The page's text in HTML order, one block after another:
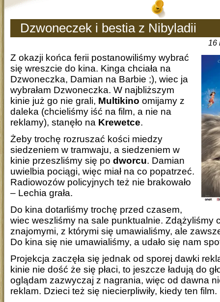
Dzwoneczek i bestia z Nibyladii
16
Z okazji końca ferii postanowiliśmy wybrać
się wreszcie do kina. Kinga chciała na
Dzwoneczka, Damian na Barbie ;), wiec ja
wybrałam Dzwoneczka. W najbliższym
kinie już go nie grali, Multikino omijamy z
daleka (chcieliśmy iść na film, a nie na
reklamy), stanęło na Krewetce.
Żeby trochę rozruszać kości miedzy
siedzeniem w tramwaju, a siedzeniem w
kinie przeszliśmy się po dworcu. Damian
uwielbia pociągi, więc miał na co popatrzeć.
Radiowozów policyjnych też nie brakowało
– Lechia grała.
Do kina dotarliśmy trochę przed czasem,
wiec weszliśmy na sale punktualnie. Zdążyliśmy
znajomymi, z którymi się umawialiśmy, ale
Do kina się nie umawialiśmy, a udało się nam
Projekcja zaczęła się jednak od sporej dawki
kinie nie dość że się płaci, to jeszcze ładują do
oglądam zazwyczaj z nagrania, więc od dawna
reklam. Dzieci też się niecierpliwiły, kiedy ten film.